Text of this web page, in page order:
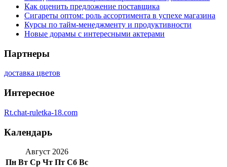
Как оценить предложение поставщика
Сигареты оптом: роль ассортимента в успехе магазина
Курсы по тайм-менеджменту и продуктивности
Новые дорамы с интересными актерами
Партнеры
доставка цветов
Интересное
Rt.chat-ruletka-18.com
Календарь
Август 2026
Пн Вт Ср Чт Пт Сб Вс